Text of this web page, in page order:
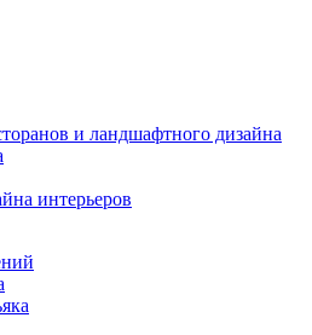
и ландшафтного дизайна
интерьеров